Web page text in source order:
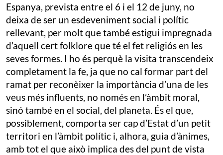
Espanya, prevista entre el 6 i el 12 de juny, no
deixa de ser un esdeveniment social i polític
rellevant, per molt que també estigui impregnada
d’aquell cert folklore que té el fet religiós en les
seves formes. I ho és perquè la visita transcendeix
completament la fe, ja que no cal formar part del
ramat per reconèixer la importància d’una de les
veus més influents, no només en l’àmbit moral,
sinó també en el social, del planeta. És el que,
possiblement, comporta ser cap d’Estat d’un petit
territori en l’àmbit polític i, alhora, guia d’ànimes,
amb tot el que això implica des del punt de vista